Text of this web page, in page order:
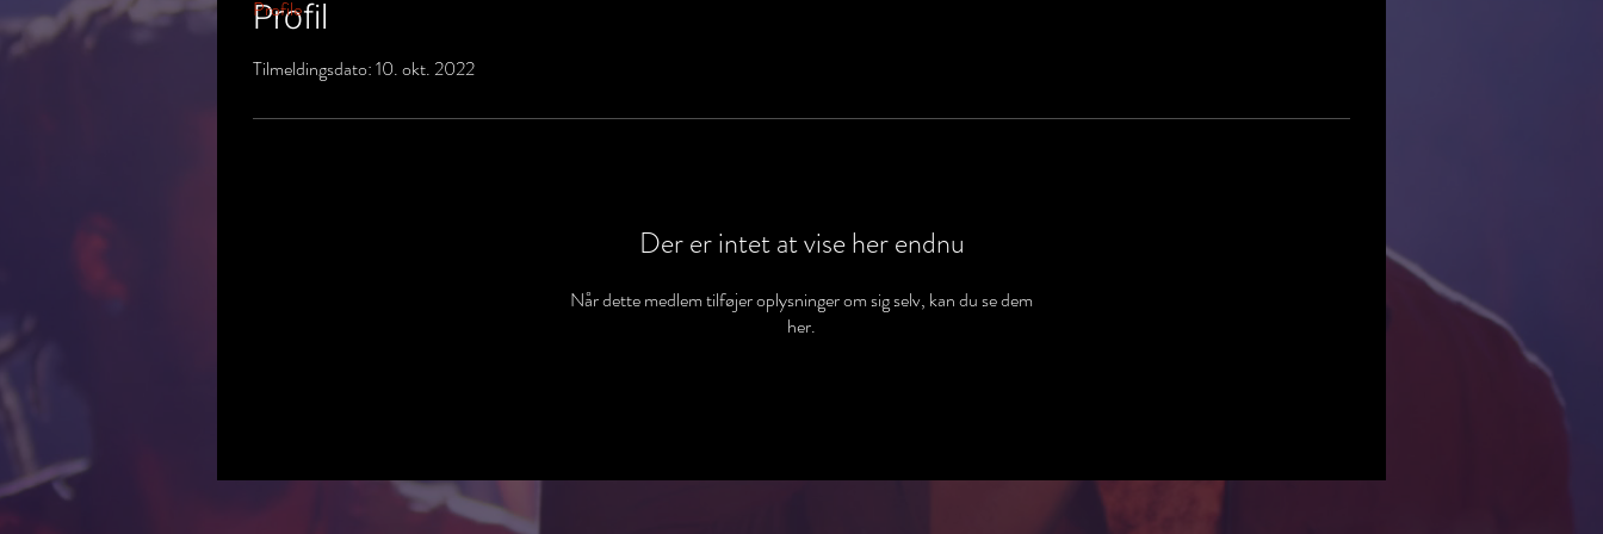
Profil
Tilmeldingsdato: 10. okt. 2022
Der er intet at vise her endnu
Når dette medlem tilføjer oplysninger om sig selv, kan du se dem
her.
Profile